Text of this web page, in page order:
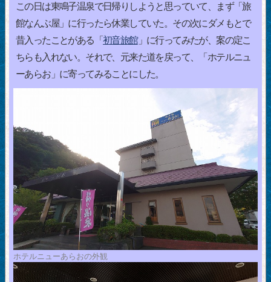
この日は東鳴子温泉で日帰りしようと思っていて、まず「旅
館なんぶ屋」に行ったら休業していた。その次にダメもとで
昔入ったことがある「 初音旅館」に行ってみたが、案の定こ
ちらも入れない。それで、元来た道を戻って、「ホテルニュ
ーあらお」に寄ってみることにした。
ホテルニューあらおの外観